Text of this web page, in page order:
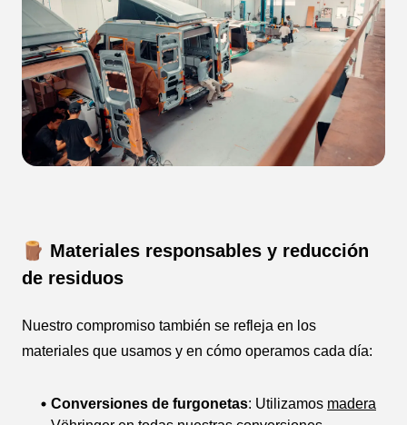
🪵 Materiales responsables y reducción
de residuos
Nuestro compromiso también se refleja en los
materiales que usamos y en cómo operamos cada día:
Conversiones de furgonetas: Utilizamos madera